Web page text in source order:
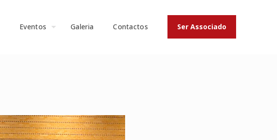
Eventos Galeria Contactos Ser Associado